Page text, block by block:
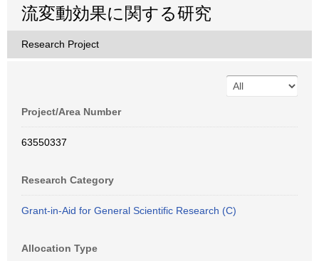
流変動効果に関する研究
Research Project
Project/Area Number
63550337
Research Category
Grant-in-Aid for General Scientific Research (C)
Allocation Type